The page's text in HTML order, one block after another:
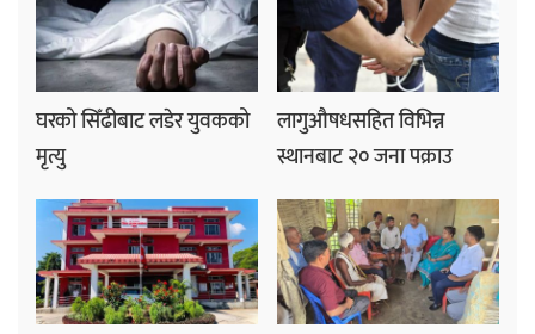
घरको सिँढीबाट लडेर युवकको
मृत्यु
लागुऔषधसहित विभिन्न
स्थानबाट २० जना पक्राउ